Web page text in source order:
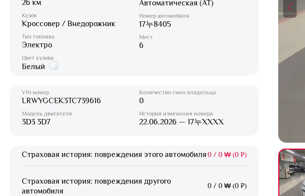
26 км
Кузов
Кроссовер / Внедорожник
Тип топлива
Электро
Цвет кузова
Белый
Автоматическая (AT)
Номер автомобиля
17누8405
Мест
6
VIN номер
LRWYGCEK3TC739616
Модель двигателя
3D3 3D7
Количество смен владельца
0
История изменения номера
22.06.2026 — 17누XXXX
Страховая история: повреждения этого автомобиля0 / 0 ₩ (0 ₽)
Страховая история: повреждения другого
автомобиля
0 / 0 ₩ (0 ₽)